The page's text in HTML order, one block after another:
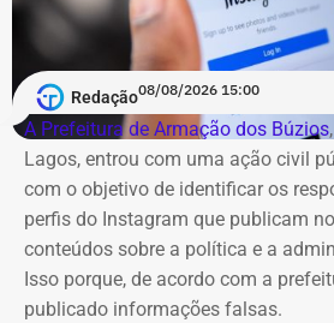
Igor Domingos Marques da
8
Danielle Christian Ribeiro
Barros
9
Fernando Cezar Jorge
Hakme
Redação08/08/2026 15:00
A Prefeitura de Armação dos Búzios
Lagos, entrou com uma ação civil
com o objetivo de identificar os
perfis do Instagram que publicam
conteúdos sobre a política e a
Isso porque, de acordo com a
publicado informações falsas.